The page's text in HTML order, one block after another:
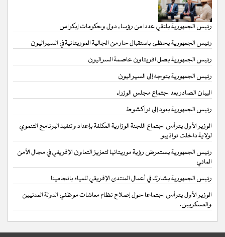
رئيس الجمهورية يلتقي عددا من رؤساء دول وحكومات إيكواس
رئيس الجمهورية يحظى باستقبال حار من الجالية الموريتانية في السيراليون
رئيس الجمهورية يصل افريتاون عاصمة السراليون
رئيس الجمهورية يتوجه إلى السيراليون
البيان الصادر بعد اجتماع مجلس الوزراء
رئيس الجمهورية يعود إلى نواكشوط
الوزير الأول يترأس اجتماع اللجنة الوزارية المكلفة بإعداد وتنفيذ البرنامج التنموي
لولاية داخلت نواذيبو
رئيس الجمهورية يستعرض رؤية موريتانيا لتعزيز التعاون الإفريفي في مجال الأمن
المائي
رئيس الجمهورية يشارك في أعمال المنتدى الإفريقي للمياه بانجامينا
الوزير الأول يترأس اجتماعا حول إصلاح نظام معاشات موظفي الدولة المدنيين
والعسكريين.